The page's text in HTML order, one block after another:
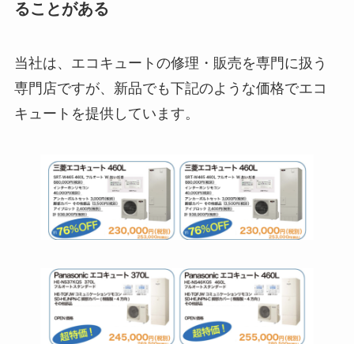
ることがある
当社は、エコキュートの修理・販売を専門に扱う
専門店ですが、新品でも下記のような価格でエコ
キュートを提供しています。